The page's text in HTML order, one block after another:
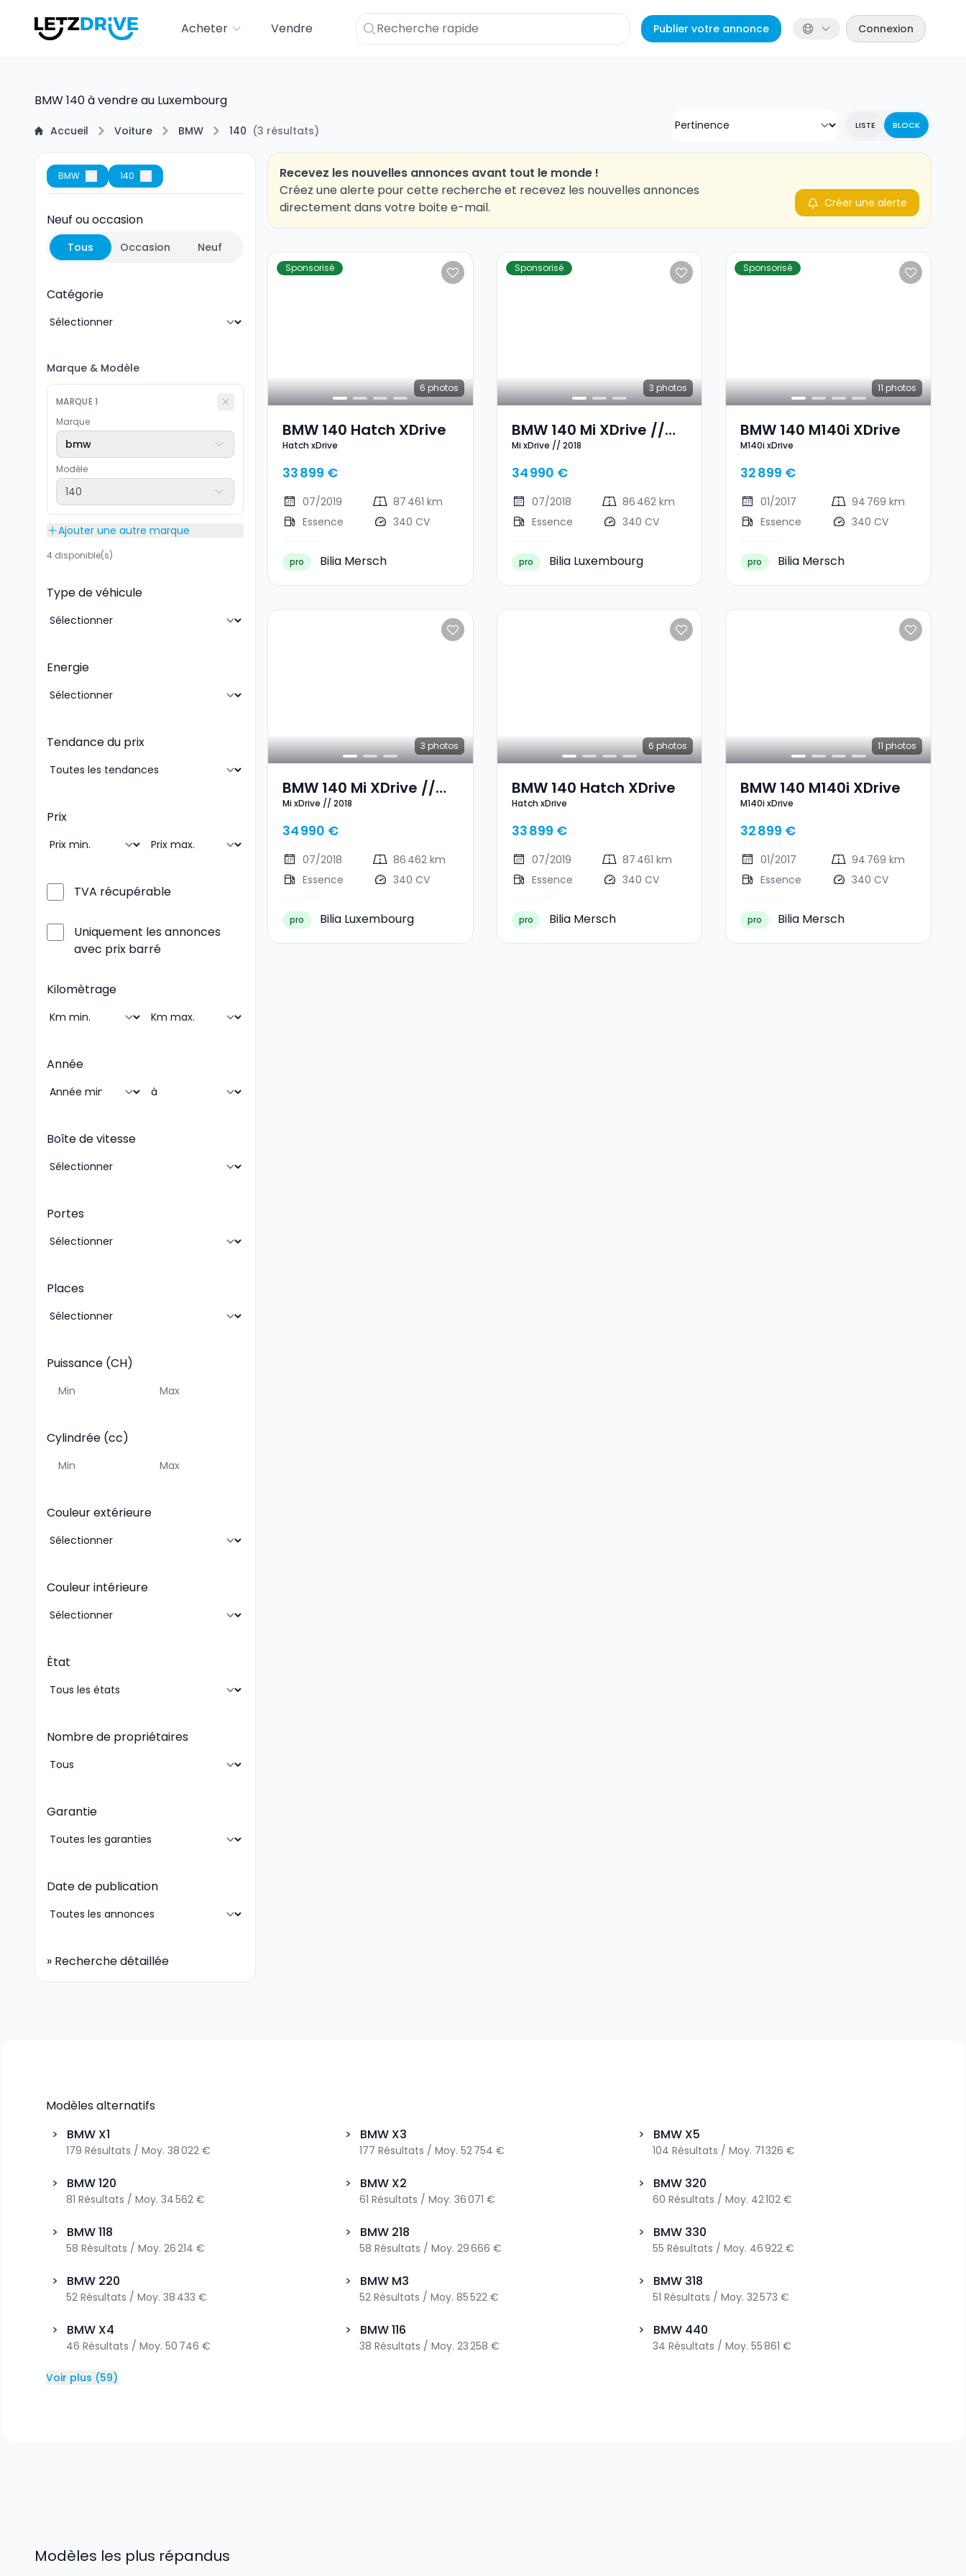
Acheter Vendre Publier votre annonce Connexion
BMW 140 à vendre au Luxembourg
Accueil Voiture BMW 140 (3 résultats) LISTE BLOCK
BMW 140
Neuf ou occasion
Tous Occasion Neuf
Catégorie
Marque & Modèle
MARQUE1
Marque
bmw
Modèle
140
Ajouter une autre marque
4 disponible(s)
Type de véhicule
Energie
Tendance du prix
Prix
TVA récupérable
Uniquement les annonces
avec prix barré
Kilomètrage
Année
Boîte de vitesse
Portes
Places
Puissance (CH)
Cylindrée (cc)
Couleur extérieure
Couleur intérieure
État
Nombre de propriétaires
Garantie
Date de publication
» Recherche détaillée
Recevez les nouvelles annonces avant tout le monde !
Créez une alerte pour cette recherche et recevez les nouvelles annonces
directement dans votre boite e-mail.
Créer une alerte
Sponsorisé
6 photos
BMW 140 Hatch XDrive
Hatch xDrive
33 899 €
07/2019
87 461 km
Essence
340 CV
pro Bilia Mersch
Sponsorisé
3 photos
BMW 140 Mi XDrive //
2018
Mi xDrive // 2018
34 990 €
07/2018
86 462 km
Essence
340 CV
pro Bilia Luxembourg
Sponsorisé
11 photos
BMW 140 M140i XDrive
M140i xDrive
32 899 €
01/2017
94 769 km
Essence
340 CV
pro Bilia Mersch
3 photos
BMW 140 Mi XDrive //
2018
Mi xDrive // 2018
34 990 €
07/2018
86 462 km
Essence
340 CV
pro Bilia Luxembourg
6 photos
BMW 140 Hatch XDrive
Hatch xDrive
33 899 €
07/2019
87 461 km
Essence
340 CV
pro Bilia Mersch
11 photos
BMW 140 M140i XDrive
M140i xDrive
32 899 €
01/2017
94 769 km
Essence
340 CV
pro Bilia Mersch
Modèles alternatifs
>
BMW X1
179 Résultats / Moy. 38 022 €
> BMW X3
177 Résultats / Moy. 52 754 €
> BMW X5
104 Résultats / Moy. 71 326 €
> BMW120
81 Résultats / Moy. 34 562 €
> BMW X2
61 Résultats / Moy. 36 071 €
> BMW 320
60 Résultats / Moy. 42 102 €
> BMW118
58 Résultats / Moy. 26 214 €
> BMW 218
58 Résultats / Moy. 29 666 €
> BMW 330
55 Résultats / Moy. 46 922 €
> BMW 220
52 Résultats / Moy. 38 433 €
> BMW M3
52 Résultats / Moy. 85 522 €
> BMW 318
51 Résultats / Moy. 32 573 €
> BMW X4
46 Résultats / Moy. 50 746 €
> BMW116
38 Résultats / Moy. 23 258 €
> BMW 440
34 Résultats / Moy. 55 861 €
Voir plus (59)
Modèles les plus répandus